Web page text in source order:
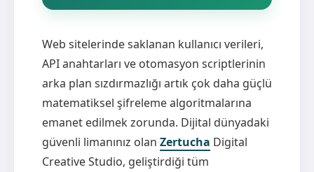
Web sitelerinde saklanan kullanıcı verileri,
API anahtarları ve otomasyon scriptlerinin
arka plan sızdırmazlığı artık çok daha güçlü
matematiksel şifreleme algoritmalarına
emanet edilmek zorunda. Dijital dünyadaki
güvenli limanınız olan Zertucha Digital
Creative Studio, geliştirdiği tüm